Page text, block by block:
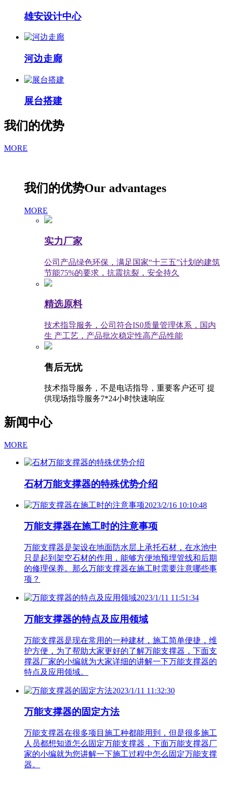
雄安设计中心
河边走廊
展台搭建
我们的优势
MORE
我们的优势Our advantages
MORE
实力厂家
公司产品绿色环保，满足国家“十三五”计划的建筑
节能75%的要求，抗震抗裂，安全持久
精选原料
技术指导服务，公司符合IS0质量管理体系，国内
生 产工艺，产品批次稳定性高产品性能
售后无忧
技术指导服务，不是电话指导，重要客户还可 提
供现场指导服务7*24小时快速响应
新闻中心
MORE
石材万能支撑器的特殊优势介绍
2023/2/16 10:10:48
万能支撑器在施工时的注意事项
万能支撑器是架设在地面防水层上承托石材，在水池中
只是起到架空石材的作用，能够方便地预埋管线和后期
的修理保养。那么万能支撑器在施工时需要注意哪些事
项？
2023/1/11 11:51:34
万能支撑器的特点及应用领域
万能支撑器是现在常用的一种建材，施工简单便捷，维
护方便，为了帮助大家更好的了解万能支撑器，下面支
撑器厂家的小编就为大家详细的讲解一下万能支撑器的
特点及应用领域。
2023/1/11 11:32:30
万能支撑器的固定方法
万能支撑器在很多项目施工种都能用到，但是很多施工
人员都想知道怎么固定万能支撑器，下面万能支撑器厂
家的小编就为您讲解一下施工过程中怎么固定万能支撑
器。